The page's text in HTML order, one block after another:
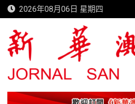
Skip
to
content
2026年08月06日 星期四
新華澳報